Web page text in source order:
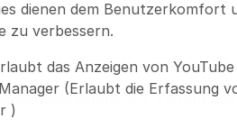
Grundfläche
KG, EG und
dienen dem
zu verbessern.
das Anzeigen von
(Erlaubt die Erfassung
)